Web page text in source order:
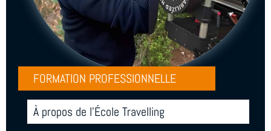
FORMATION PROFESSIONNELLE
À propos de l'École Travelling